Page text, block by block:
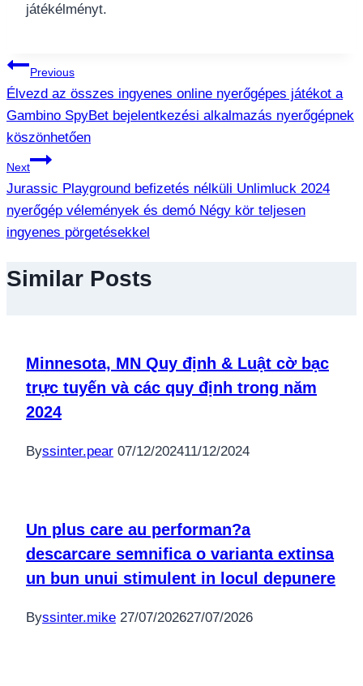
játékélményt.
แนะแนว
เรื่อง
Previous
Élvezd az összes ingyenes online nyerőgépes játékot a
Gambino SpyBet bejelentkezési alkalmazás nyerőgépnek
köszönhetően
Next
Jurassic Playground befizetés nélküli Unlimluck 2024
nyerőgép vélemények és demó Négy kör teljesen
ingyenes pörgetésekkel
Similar Posts
Minnesota, MN Quy định & Luật cờ bạc
trực tuyến và các quy định trong năm
2024
Byssinter.pear 07/12/202411/12/2024
Un plus care au performan?a
descarcare semnifica o varianta extinsa
un bun unui stimulent in locul depunere
Byssinter.mike 27/07/202627/07/2026